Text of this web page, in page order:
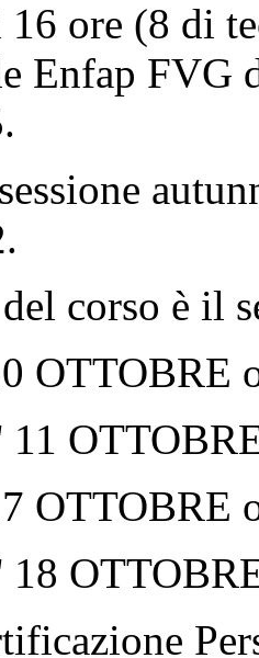
16 ore (8 di
Enfap FVG
corso è il
OTTOBRE
OTTOBRE